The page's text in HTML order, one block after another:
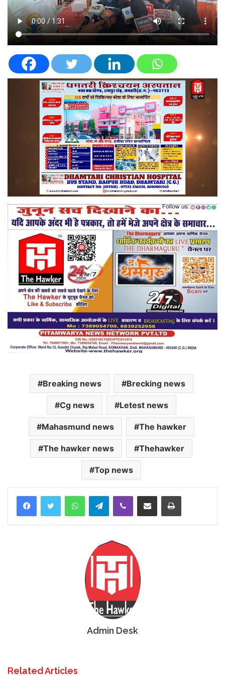
Breaking news Brecking news
Cg news Letest news
Mahasmund news The hawker
The hawker news Thehawker
Top news
FacebookTwitterWhatsAppTelegramViber Share via Email Print
Admin Desk
Related Articles